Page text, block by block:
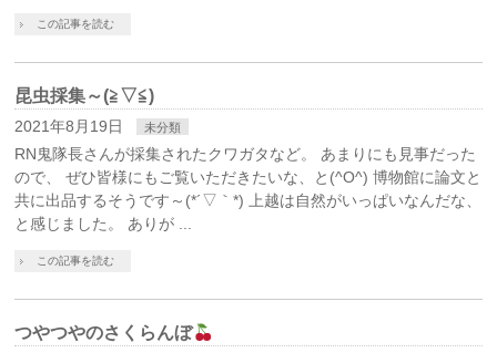
この記事を読む
昆虫採集～(≧▽≦)
2021年8月19日 未分類
RN鬼隊長さんが採集されたクワガタなど。 あまりにも見事だった
ので、 ぜひ皆様にもご覧いただきたいな、と(^O^) 博物館に論文と
共に出品するそうです～(*´▽｀*) 上越は自然がいっぱいなんだな、
と感じました。 ありが ...
この記事を読む
つやつやのさくらんぼ